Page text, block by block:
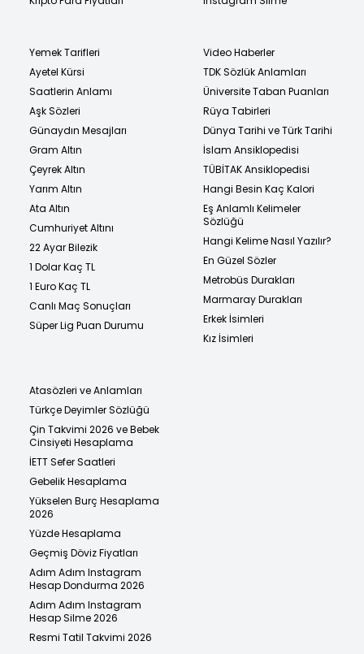
Yemek Tarifleri
Ayetel Kürsi
Saatlerin Anlamı
Aşk Sözleri
Günaydın Mesajları
Gram Altın
Çeyrek Altın
Yarım Altın
Ata Altın
Cumhuriyet Altını
22 Ayar Bilezik
1 Dolar Kaç TL
1 Euro Kaç TL
Canlı Maç Sonuçları
Süper Lig Puan Durumu
Video Haberler
TDK Sözlük Anlamları
Üniversite Taban Puanları
Rüya Tabirleri
Dünya Tarihi ve Türk Tarihi
İslam Ansiklopedisi
TÜBİTAK Ansiklopedisi
Hangi Besin Kaç Kalori
Eş Anlamlı Kelimeler
Sözlüğü
Hangi Kelime Nasıl Yazılır?
En Güzel Sözler
Metrobüs Durakları
Marmaray Durakları
Erkek İsimleri
Kız İsimleri
Atasözleri ve Anlamları
Türkçe Deyimler Sözlüğü
Çin Takvimi 2026 ve Bebek
Cinsiyeti Hesaplama
İETT Sefer Saatleri
Gebelik Hesaplama
Yükselen Burç Hesaplama
2026
Yüzde Hesaplama
Geçmiş Döviz Fiyatları
Adım Adım Instagram
Hesap Dondurma 2026
Adım Adım Instagram
Hesap Silme 2026
Resmi Tatil Takvimi 2026